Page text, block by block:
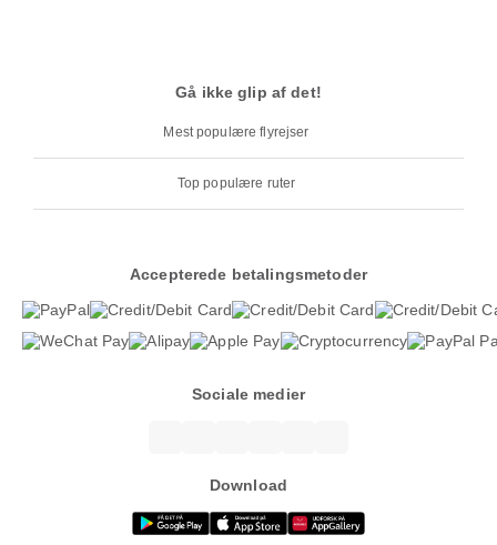
Gå ikke glip af det!
Mest populære flyrejser
Top populære ruter
Accepterede betalingsmetoder
Sociale medier
Download